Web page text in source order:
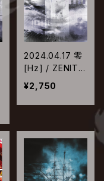
2024.04.17 零
[Hz] / ZENITH
【Type-B】
¥2,750